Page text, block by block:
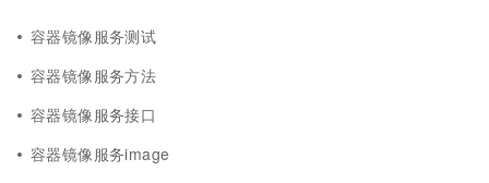
容器镜像服务测试
容器镜像服务方法
容器镜像服务接口
容器镜像服务image